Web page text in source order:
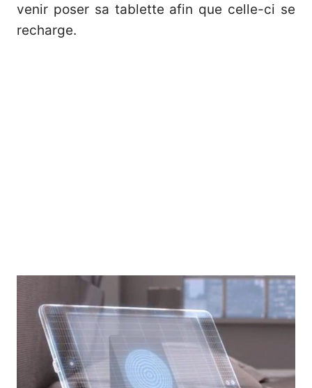
venir poser sa tablette afin que celle-ci se
recharge.